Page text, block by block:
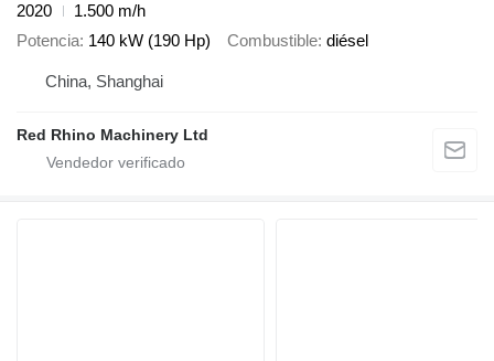
2020
1.500 m/h
Potencia 140 kW (190 Hp) Combustible diésel
China, Shanghai
Red Rhino Machinery Ltd